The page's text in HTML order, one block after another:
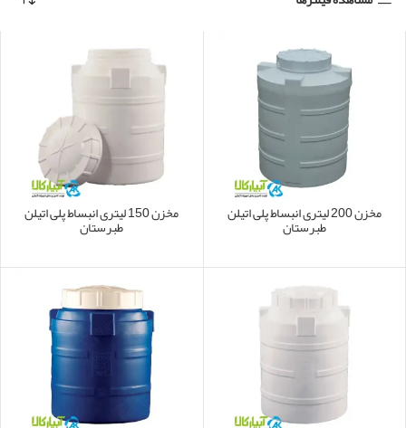
مخزن 200 لیتری انبساط پلی اتیلن
طبرستان
مخزن 150 لیتری انبساط پلی اتیلن
طبرستان